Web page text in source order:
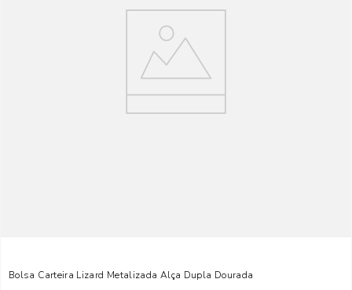
Bolsa Carteira Lizard Metalizada Alça Dupla Dourada